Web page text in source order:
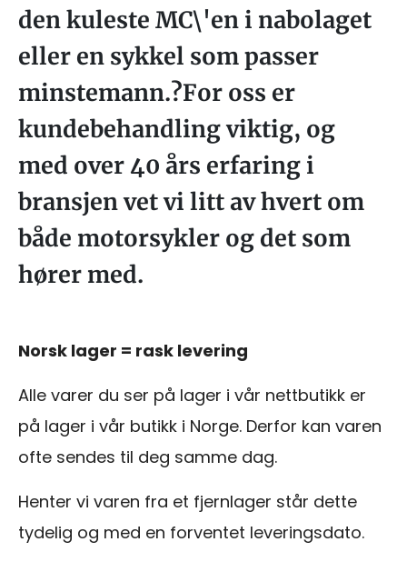
den kuleste MC\'en i nabolaget
eller en sykkel som passer
minstemann.?For oss er
kundebehandling viktig, og
med over 40 års erfaring i
bransjen vet vi litt av hvert om
både motorsykler og det som
hører med.
Norsk lager = rask levering
Alle varer du ser på lager i vår nettbutikk er
på lager i vår butikk i Norge. Derfor kan varen
ofte sendes til deg samme dag.
Henter vi varen fra et fjernlager står dette
tydelig og med en forventet leveringsdato.